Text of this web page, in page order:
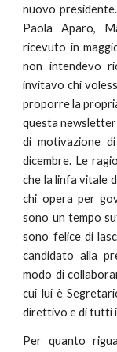
nuovo
Paola Aparo,
ricevuto in
non intendevo
invitavo chi
proporre la
questa
di motivazione
dicembre. Le
che la linfa vitale
chi opera per
sono un tempo
sono felice di
candidato alla
modo di
cui lui è
direttivo e di tutti i
Per quanto